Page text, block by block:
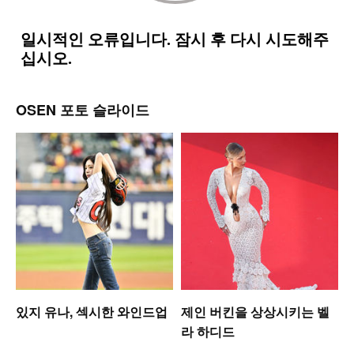
OSEN 포토 슬라이드
있지 유나, 섹시한 와인드업
제인 버킨을 상상시키는 벨
라 하디드